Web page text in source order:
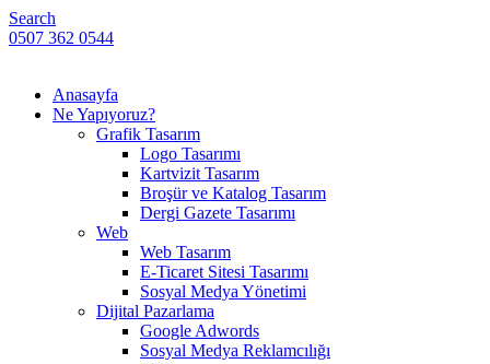
Search
0507 362 0544
Anasayfa
Ne Yapıyoruz?
Grafik Tasarım
Logo Tasarımı
Kartvizit Tasarım
Broşür ve Katalog Tasarım
Dergi Gazete Tasarımı
Web
Web Tasarım
E-Ticaret Sitesi Tasarımı
Sosyal Medya Yönetimi
Dijital Pazarlama
Google Adwords
Sosyal Medya Reklamcılığı